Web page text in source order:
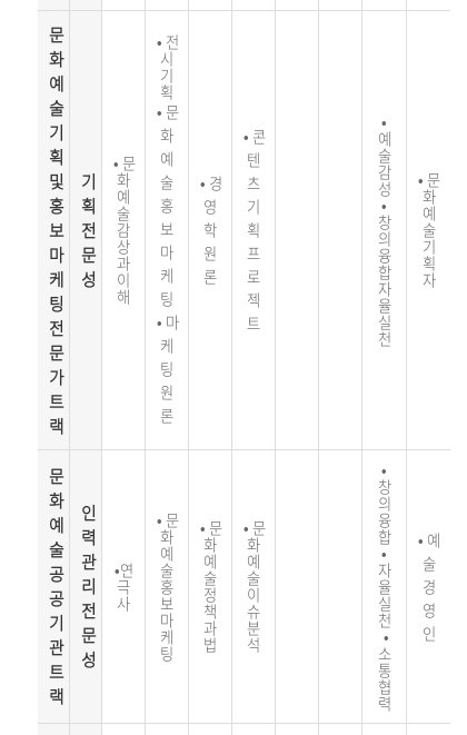
문
화
예
술
기
획
및
홍
보
마
케
팅
전
문
가
트
랙
기
획
전
문
성
• 문
화
예
술
감
상
과
이
해
• 전
시
기
획
• 문
화
예
술
홍
보
마
케
팅
• 마
케
팅
원
론
• 경
영
학
원
론
• 콘
텐
츠
기
획
프
로
젝
트
•
예
술
감
성
•
창
의
융
합
자
율
실
천
• 문
화
예
술
기
획
자
문
화
예
술
공
공
기
관
트
랙
인
력
관
리
전
문
성
•연
극
사
• 문
화
예
술
홍
보
마
케
팅
• 문
화
예
술
정
책
과
법
• 문
화
예
술
이
슈
분
석
•
창
의
융
합
•
자
율
실
천
•
소
통
협
력
• 예
술
경
영
인